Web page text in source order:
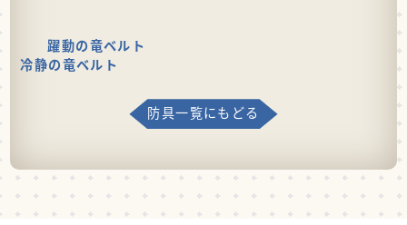
躍動の竜ベルト
冷静の竜ベルト
防具一覧にもどる